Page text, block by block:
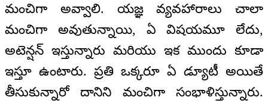
మంచిగా అవ్వాలి. యజ్ఞ వ్యవహారాలు చాలా
మంచిగా అవుతున్నాయి, ఏ విషయమూ లేదు,
అటెన్షన్ ఇస్తున్నారు మరియు ఇక ముందు కూడా
ఇస్తూ ఉంటారు. ప్రతి ఒక్కరూ ఏ డ్యూటీ అయితే
తీసుకున్నారో దానిని మంచిగా సంభాళిస్తున్నారు.